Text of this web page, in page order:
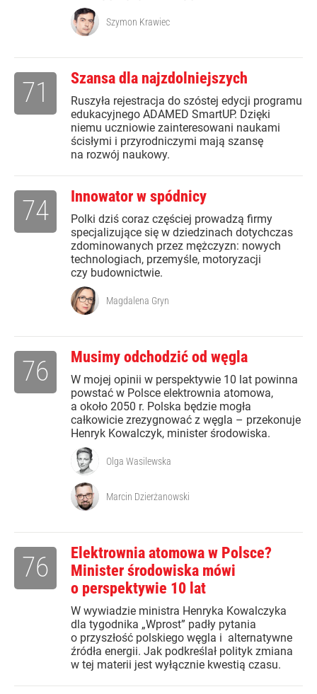
Szymon Krawiec
Szansa dla najzdolniejszych
Ruszyła rejestracja do szóstej edycji programu
edukacyjnego ADAMED SmartUP. Dzięki
niemu uczniowie zainteresowani naukami
ścisłymi i przyrodniczymi mają szansę
na rozwój naukowy.
71
Innowator w spódnicy
Polki dziś coraz częściej prowadzą firmy
specjalizujące się w dziedzinach dotychczas
zdominowanych przez mężczyzn: nowych
technologiach, przemyśle, motoryzacji
czy budownictwie.
74
Magdalena Gryn
Musimy odchodzić od węgla
W mojej opinii w perspektywie 10 lat powinna
powstać w Polsce elektrownia atomowa,
a około 2050 r. Polska będzie mogła
całkowicie zrezygnować z węgla – przekonuje
Henryk Kowalczyk, minister środowiska.
76
Olga Wasilewska
Marcin Dzierżanowski
Elektrownia atomowa w Polsce?
Minister środowiska mówi
o perspektywie 10 lat
W wywiadzie ministra Henryka Kowalczyka
dla tygodnika „Wprost” padły pytania
o przyszłość polskiego węgla i alternatywne
źródła energii. Jak podkreślał polityk zmiana
w tej materii jest wyłącznie kwestią czasu.
76